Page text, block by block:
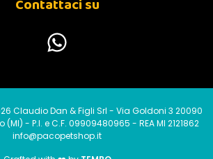
Contattaci su
Claudio Dan & Figli Srl - Via Goldoni 3 20090
- P.I. e C.F. 09909480965 - REA MI 2121862
info@pacopetshop.it